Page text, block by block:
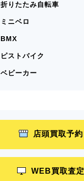
折りたたみ自転車
ミニベロ
BMX
ピストバイク
ベビーカー
店頭買取予約
WEB買取査定